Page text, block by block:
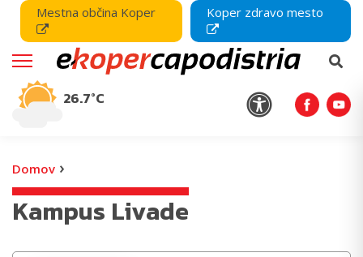
Mestna občina Koper Koper zdravo mesto
26.7°C
Domov ›
Kampus Livade